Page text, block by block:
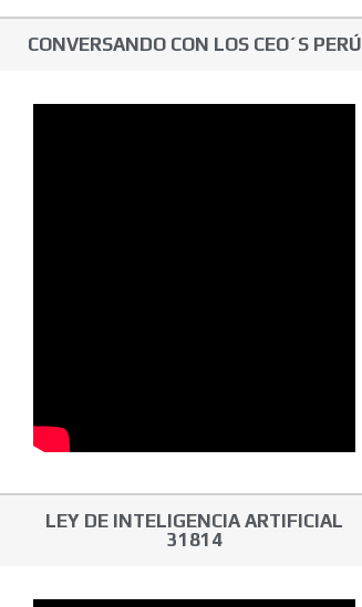
CONVERSANDO CON LOS CEO´S PERÚ
LEY DE INTELIGENCIA ARTIFICIAL
31814